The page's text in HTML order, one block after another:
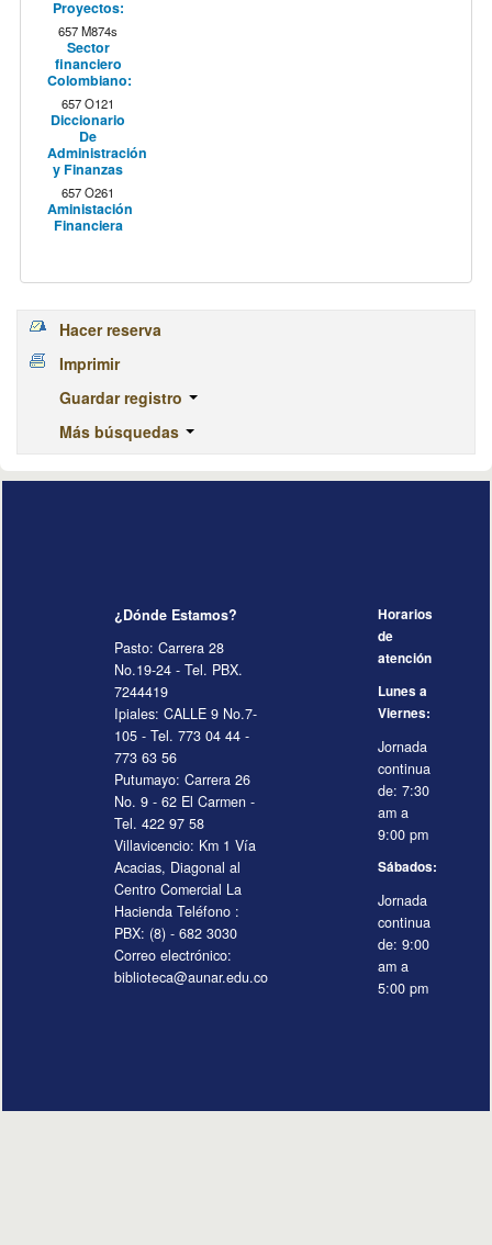
Proyectos:
657 M874s
Sector
financiero
Colombiano:
657 O121
Diccionario
De
Administración
y Finanzas
657 O261
Aministación
Financiera
Hacer reserva
Imprimir
Guardar registro
Más búsquedas
¿Dónde Estamos?
Pasto: Carrera 28
No.19-24 - Tel. PBX.
7244419
Ipiales: CALLE 9 No.7-
105 - Tel. 773 04 44 -
773 63 56
Putumayo: Carrera 26
No. 9 - 62 El Carmen -
Tel. 422 97 58
Villavicencio: Km 1 Vía
Acacias, Diagonal al
Centro Comercial La
Hacienda Teléfono :
PBX: (8) - 682 3030
Correo electrónico:
biblioteca@aunar.edu.co
Horarios
de
atención
Lunes a
Viernes:
Jornada
continua
de: 7:30
am a
9:00 pm
Sábados:
Jornada
continua
de: 9:00
am a
5:00 pm